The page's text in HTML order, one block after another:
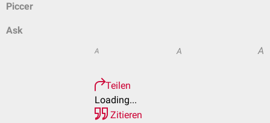
Piccer
Ask
A A A
Teilen
Loading...
Zitieren